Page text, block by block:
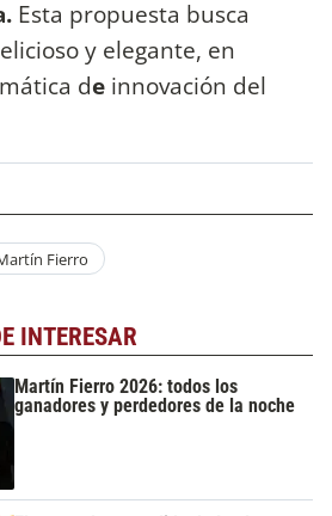
Esta propuesta busca
y elegante, en
de innovación del
Fierro
INTERESAR
Martín Fierro 2026: todos los
ganadores y perdedores de la noche